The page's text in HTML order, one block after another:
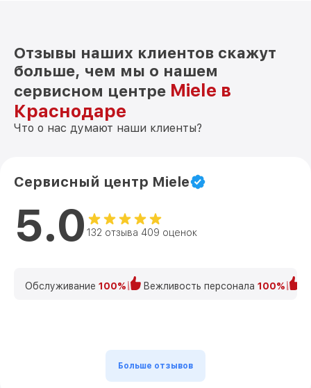
Отзывы наших клиентов скажут
больше, чем мы о нашем
сервисном центре Miele в
Краснодаре
Что о нас думают наши клиенты?
Сервисный центр Miele
5.0 132 отзыва 409 оценок
Обслуживание 100% Вежливость персонала 100%
Больше отзывов